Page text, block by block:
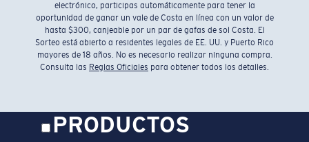
electrónico, participas automáticamente para tener la
oportunidad de ganar un vale de Costa en línea con un valor de
hasta $300, canjeable por un par de gafas de sol Costa. El
Sorteo está abierto a residentes legales de EE. UU. y Puerto Rico
mayores de 18 años. No es necesario realizar ninguna compra.
Consulta las Reglas Oficiales para obtener todos los detalles.
PRODUCTOS